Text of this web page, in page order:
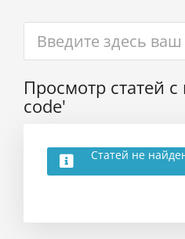
Просмотр статей
code'
Статей не